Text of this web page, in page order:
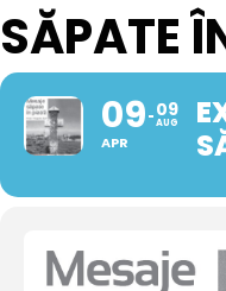
SĂPATE
09
APR
09
AUG